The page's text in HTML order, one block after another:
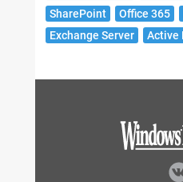
SharePoint
Office 365
Exchange Server
Active